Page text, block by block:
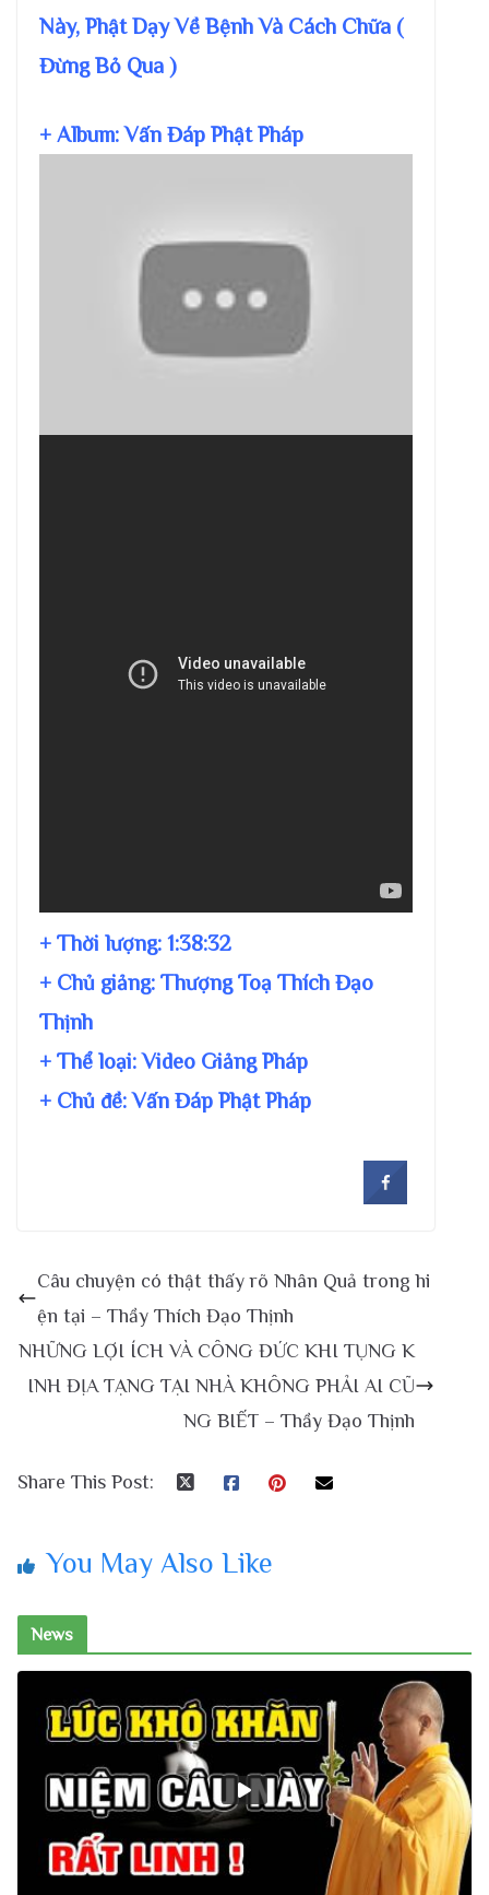
Này, Phật Dạy Về Bệnh Và Cách Chữa (
Đừng Bỏ Qua )
+ Album: Vấn Đáp Phật Pháp
+ Thời lượng: 1:38:32
+ Chủ giảng: Thượng Toạ Thích Đạo
Thịnh
+ Thể loại: Video Giảng Pháp
+ Chủ đề:Vấn Đáp Phật Pháp
Câu chuyện có thật thấy rõ Nhân Quả trong hi
ện tại – Thầy Thích Đạo Thịnh
NHỮNG LỢI ÍCH VÀ CÔNG ĐỨC KHI TỤNG K
INH ĐỊA TẠNG TẠI NHÀ KHÔNG PHẢI AI CŨ
NG BIẾT – Thầy Đạo Thịnh
Share This Post:
You May Also Like
News